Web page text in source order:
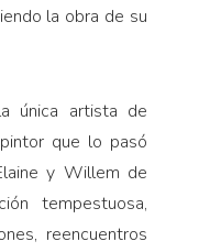
la obra de su
única artista de
que lo pasó
y Willem de
tempestuosa,
reencuentros